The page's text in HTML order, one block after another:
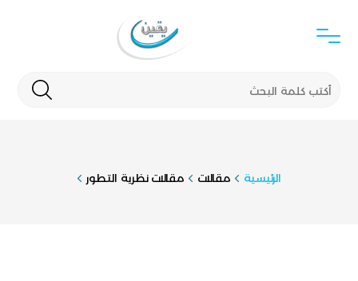
الرئيسية مقالات مقالات نظرية التطور